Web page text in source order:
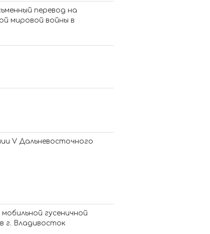
перевод на
мировой войны в
V Дальневосточного
гусеничной
г. Владивосток